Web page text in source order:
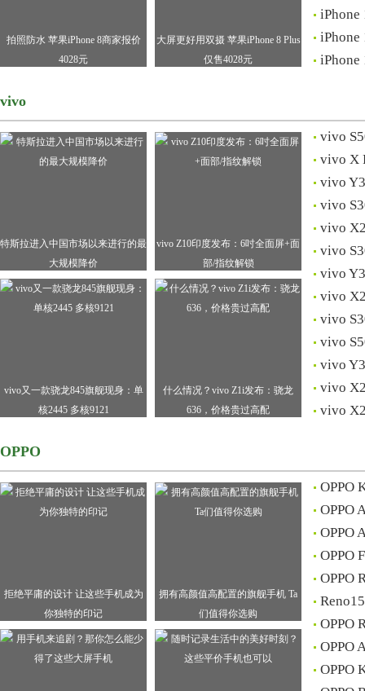
拍照防水 苹果iPhone 8商家报价
4028元
大屏更好用双摄 苹果iPhone 8 Plus
仅售4028元
vivo
特斯拉进入中国市场以来进行的最
大规模降价
vivo Z10印度发布：6吋全面屏+面
部/指纹解锁
vivo又一款骁龙845旗舰现身：单
核2445 多核9121
什么情况？vivo Z1i发布：骁龙
636，价格贵过高配
vivo
vivo X
vivo
vivo
vivo
vivo
vivo
vivo
vivo
vivo
vivo
vivo
vivo
OPPO
拒绝平庸的设计 让这些手机成为
你独特的印记
拥有高颜值高配置的旗舰手机 Ta
们值得你选购
OPPO
OPPO
OPPO
OPPO
OPPO
OPPO
OPPO
OPPO